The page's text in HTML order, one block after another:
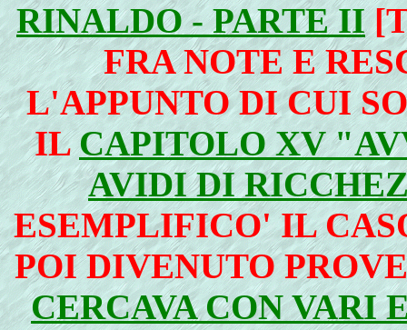
RINALDO - PARTE II
FRA NOTE E
L'APPUNTO DI CUI
ILCAPITOLO XV
AVIDI DI
ESEMPLIFICO' IL
POI DIVENUTO
CERCAVA CON VARI